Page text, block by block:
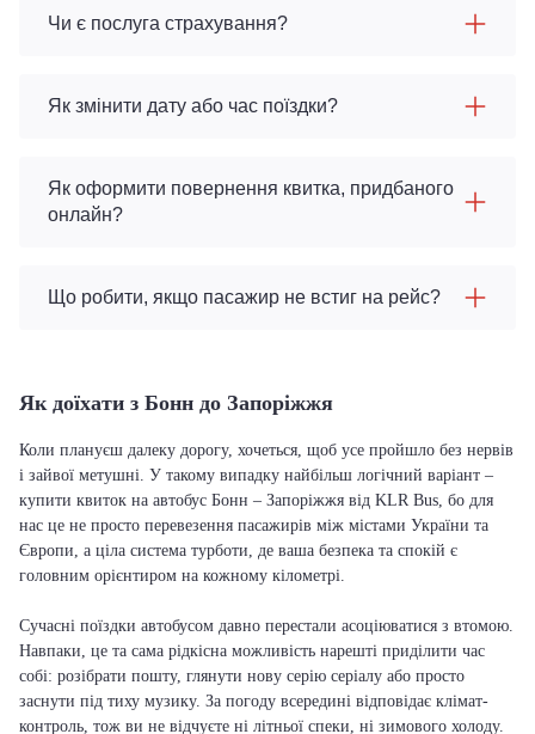
Чи є послуга страхування?
Як змінити дату або час поїздки?
Як оформити повернення квитка, придбаного
онлайн?
Що робити, якщо пасажир не встиг на рейс?
Як доїхати з Бонн до Запоріжжя
Коли плануєш далеку дорогу, хочеться, щоб усе пройшло без нервів
і зайвої метушні. У такому випадку найбільш логічний варіант –
купити квиток на автобус Бонн – Запоріжжя від KLR Bus, бо для
нас це не просто перевезення пасажирів між містами України та
Європи, а ціла система турботи, де ваша безпека та спокій є
головним орієнтиром на кожному кілометрі.
Сучасні поїздки автобусом давно перестали асоціюватися з втомою.
Навпаки, це та сама рідкісна можливість нарешті приділити час
собі: розібрати пошту, глянути нову серію серіалу або просто
заснути під тиху музику. За погоду всередині відповідає клімат-
контроль, тож ви не відчуєте ні літньої спеки, ні зимового холоду.